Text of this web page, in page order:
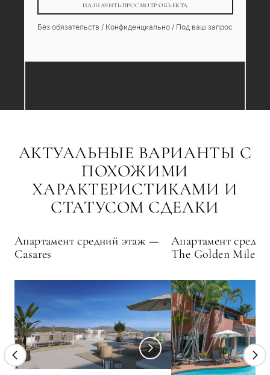
НАЗНАЧИТЬ ПРОСМОТР ОБЪЕКТА
Без обязательств / Конфиденциально / Под ваш запрос
АКТУАЛЬНЫЕ ВАРИАНТЫ С
ПОХОЖИМИ
ХАРАКТЕРИСТИКАМИ И
СТАТУСОМ СДЕЛКИ
Апартамент средний этаж —
Casares
Апартамент
The Golden Mile